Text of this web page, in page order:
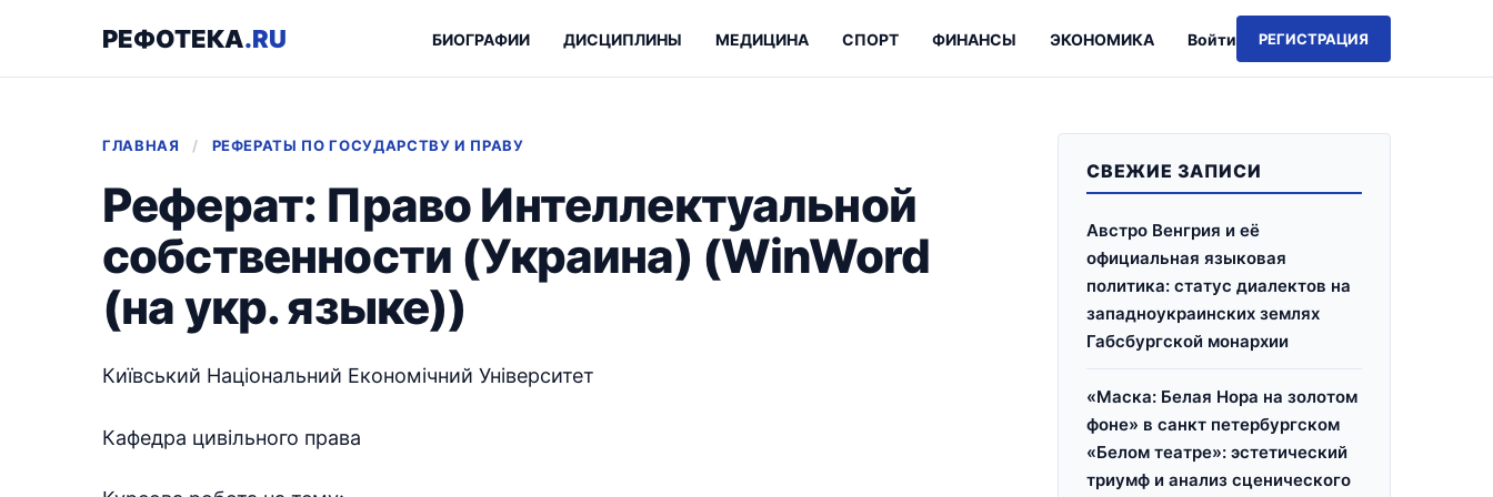
РЕФОТЕКА.RU Войти РЕГИСТРАЦИЯ
БИОГРАФИИ ДИСЦИПЛИНЫ МЕДИЦИНА СПОРТ ФИНАНСЫ ЭКОНОМИКА
ГЛАВНАЯ / РЕФЕРАТЫ ПО ГОСУДАРСТВУ И ПРАВУ
Реферат: Право Интеллектуальной
собственности (Украина) (WinWord
(на укр. языке))
Київський Національний Економічний Університет
Кафедра цивільного права
СВЕЖИЕ ЗАПИСИ
Австро Венгрия и её
официальная языковая
политика: статус диалектов на
западноукраинских землях
Габсбургской монархии
«Маска: Белая Нора на золотом
фоне» в санкт петербургском
«Белом театре»: эстетический
триумф и анализ сценического